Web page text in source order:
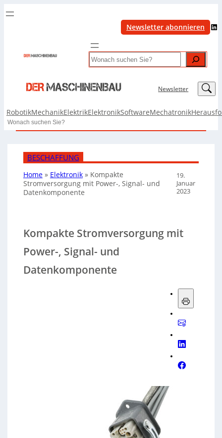
Newsletter abonnieren LinkedIn
Search
Newsletter LinkedIn
RobotikMechanikElektrikElektronikSoftwareMechatronik
Search
BESCHAFFUNG
Home» Elektronik» Kompakte
Stromversorgung mit Power-, Signal- und
Datenkomponente
19.
Januar
2023
Kompakte Stromversorgung mit
Power-, Signal- und
Datenkomponente